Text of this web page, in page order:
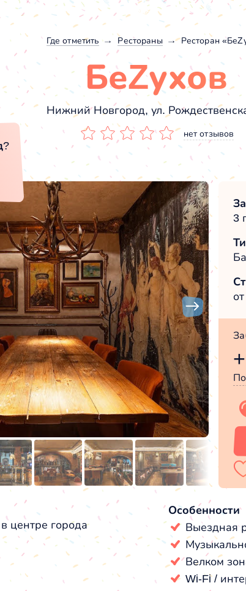
Где отметить Рестораны Ресторан
БеZухов
Нижний Новгород, ул.
нет отзывов
3
центре города
Особенности
Выездная
Велком
Wi-Fi /
?